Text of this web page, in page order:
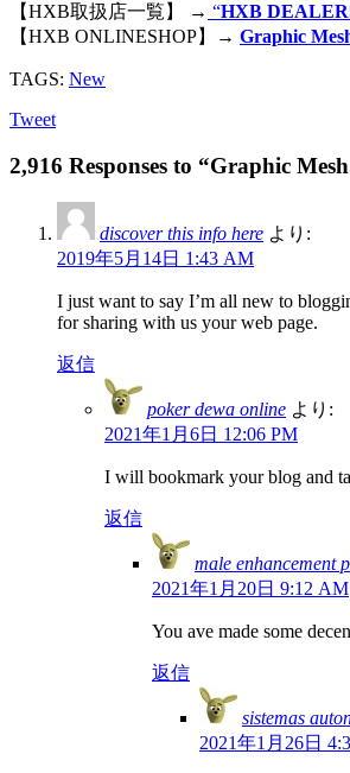
【HXB取扱店一覧】 → “HXB
【HXB ONLINESHOP】→ Graphic
TAGS: New
Tweet
2,916 Responses to “Graphic
discover this info here より:
2019年5月14日 1:43 AM
I just want to say I’m all new to
for sharing with us your web page.
返信
poker dewa online より:
2021年1月6日 12:06 PM
I will bookmark your blog and
返信
male enhancement
2021年1月20日 9:12 AM
You ave made some
返信
sistemas
2021年1月26日